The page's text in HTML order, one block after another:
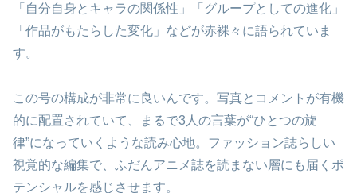
「自分自身とキャラの関係性」「グループとしての進化」
「作品がもたらした変化」などが赤裸々に語られていま
す。
この号の構成が非常に良いんです。写真とコメントが有機
的に配置されていて、まるで3人の言葉が“ひとつの旋
律”になっていくような読み心地。ファッション誌らしい
視覚的な編集で、ふだんアニメ誌を読まない層にも届くポ
テンシャルを感じさせます。